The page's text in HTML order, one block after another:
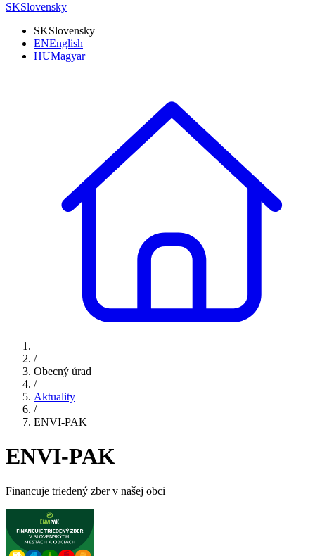
SKSlovensky
SKSlovensky
ENEnglish
HUMagyar
/
Obecný úrad
/
Aktuality
/
ENVI-PAK
ENVI-PAK
Financuje triedený zber v našej obci